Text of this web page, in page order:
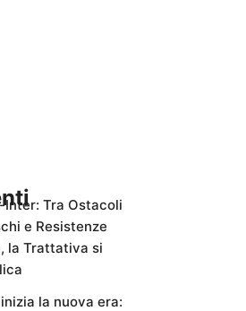
Inter: Tra Ostacoli
e Resistenze
la Trattativa si
la nuova era: